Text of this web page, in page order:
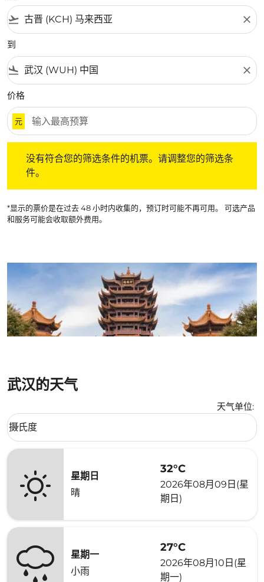
flight_takeoff close
到
flight_land close
价格
元
没有符合您的筛选条件的机票。请调整您的筛选条
件。
*显示的票价是在过去 48 小时内收集的，预订时可能不再可用。 可选产品
和服务可能会收取额外费用。
武汉的天气
天气单位:
Weather unit option 摄氏度 Selected
摄氏度
keyboard_arrow_down
星期日
晴
32°C
2026年08月09日(星
期日)
星期一
小雨
27°C
2026年08月10日(星
期一)